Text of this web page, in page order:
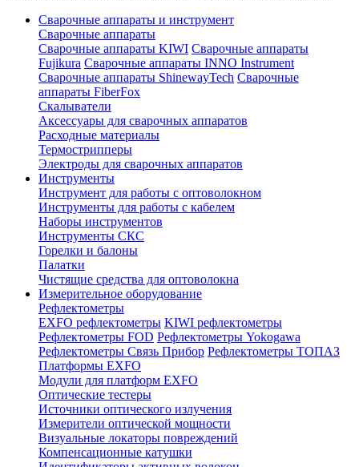
Сварочные аппараты и инструмент
Сварочные аппараты
Сварочные аппараты KIWI Сварочные аппараты
Fujikura Сварочные аппараты INNO Instrument
Сварочные аппараты ShinewayTech Cварочные
аппараты FiberFox
Скалыватели
Аксессуары для сварочных аппаратов
Расходные материалы
Термострипперы
Электроды для сварочных аппаратов
Инструменты
Инструмент для работы с оптоволокном
Инструменты для работы с кабелем
Наборы инструментов
Инструменты СКС
Горелки и балоны
Палатки
Чистящие средства для оптоволокна
Измерительное оборудование
Рефлектометры
EXFO рефлектометры KIWI рефлектометры
Рефлектометры FOD Рефлектометры Yokogawa
Рефлектометры Связь Прибор Рефлектометры ТОПАЗ
Платформы EXFO
Модули для платформ EXFO
Оптические тестеры
Источники оптического излучения
Измерители оптической мощности
Визуальные локаторы повреждений
Компенсационные катушки